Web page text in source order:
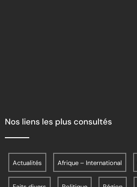
Nos liens les plus consultés
Actualités Afrique – International